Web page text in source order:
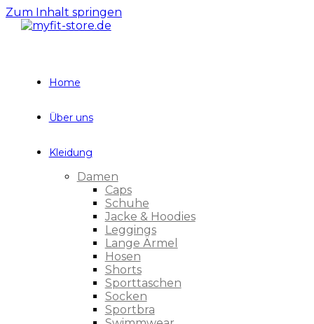
Zum Inhalt springen
Home
Über uns
Kleidung
Damen
Caps
Schuhe
Jacke & Hoodies
Leggings
Lange Ärmel
Hosen
Shorts
Sporttaschen
Socken
Sportbra